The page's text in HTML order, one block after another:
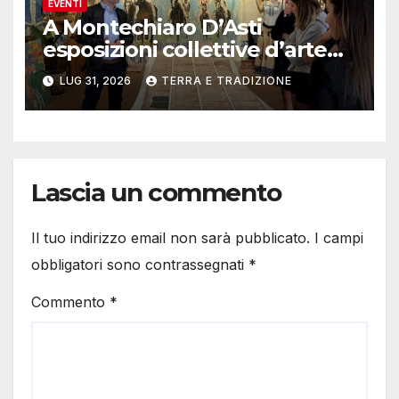
EVENTI
A Montechiaro D’Asti
esposizioni collettive d’arte
contemporanea
LUG 31, 2026 TERRA E TRADIZIONE
Lascia un commento
Il tuo indirizzo email non sarà pubblicato. I campi
obbligatori sono contrassegnati *
Commento *